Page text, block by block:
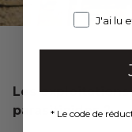
Les
parasiticides ?
Consent
J'ai lu
* Le code de